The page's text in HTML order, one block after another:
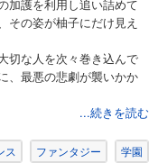
加護を利用し追い詰めて
その姿が柚子にだけ見え
切な人を次々巻き込んで
最悪の悲劇が襲いかか
待望の第九巻!!...続きを読む
ス ファンタジー 学園